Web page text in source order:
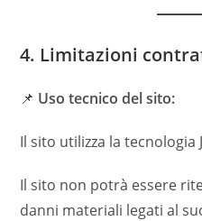
4. Limitazioni
📌 Uso tecnico del sito:
Il sito utilizza la tecnologia
Il sito non potrà essere
danni materiali legati al